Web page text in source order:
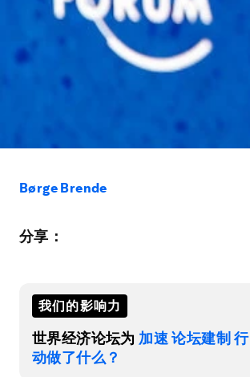
Børge Brende
分享：
我们的影响力
世界经济论坛为 加速 论坛建制 行
动做了什么？